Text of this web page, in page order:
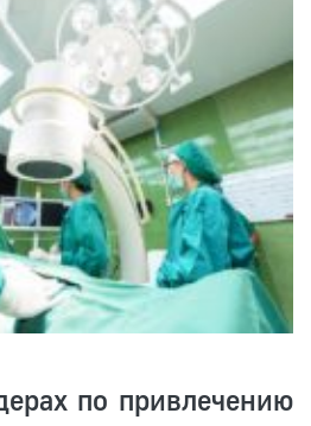
по привлечению